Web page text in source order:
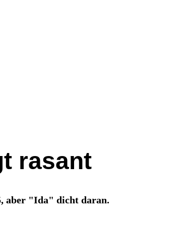
rasant
aber "Ida" dicht daran.